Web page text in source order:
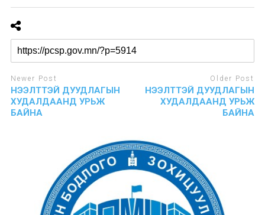
Newer Post
НЭЭЛТТЭЙ ДУУДЛАГЫН
ХУДАЛДААНД УРЬЖ
БАЙНА
Older Post
НЭЭЛТТЭЙ ДУУДЛАГЫН
ХУДАЛДААНД УРЬЖ
БАЙНА